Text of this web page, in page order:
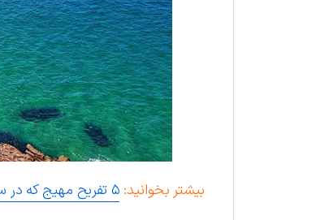
بیشتر بخوانید: ۵ تفریح مهیج که در سفر به آفریقای جنوبی نباید از دست داد!